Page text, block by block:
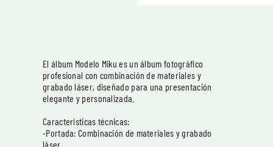
El álbum Modelo Miku es un álbum fotográfico
profesional con combinación de materiales y
grabado láser, diseñado para una presentación
elegante y personalizada.
Características técnicas:
-Portada: Combinación de materiales y grabado
láser.